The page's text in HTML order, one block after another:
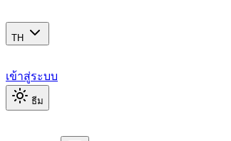
TH
เข้าสู่ระบบ
ธีม